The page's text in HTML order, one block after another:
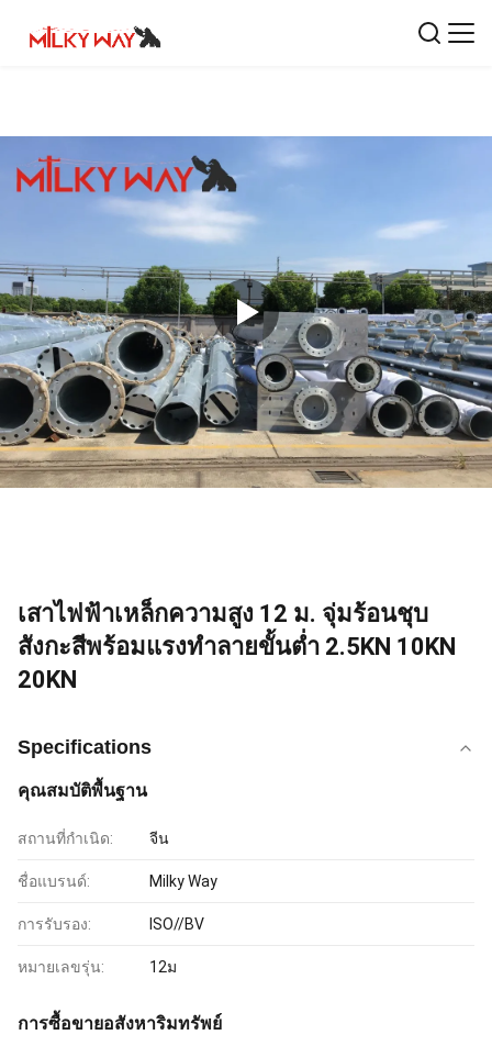
เสาไฟฟ้าเหล็กความสูง 12 ม. จุ่มร้อนชุบ
สังกะสีพร้อมแรงทำลายขั้นต่ำ 2.5KN 10KN
20KN
Specifications
คุณสมบัติพื้นฐาน
สถานที่กำเนิด: จีน
ชื่อแบรนด์: Milky Way
การรับรอง: ISO//BV
หมายเลขรุ่น: 12ม
การซื้อขายอสังหาริมทรัพย์